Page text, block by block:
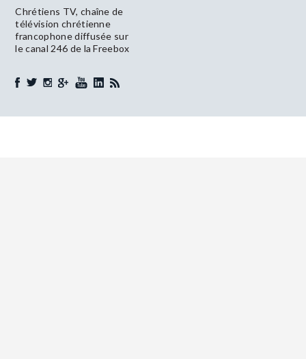
Chrétiens TV, chaîne de
télévision chrétienne
francophone diffusée sur
le canal 246 de la Freebox